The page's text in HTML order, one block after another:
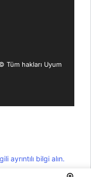
Tüm hakları Uyum
ayrıntılı bilgi alın.